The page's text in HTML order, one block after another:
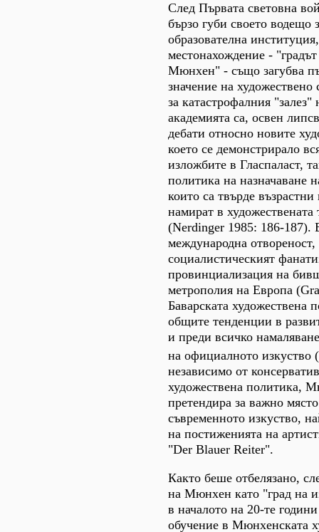
След Първата световна
бързо губи своето водещо
образователна
местонахождение -
Мюнхен" - също загубва
значение на
за катастрофалния
академията са, освен
дебати относно новите
което се демонстрирало
изложбите в Гласпаласт,
политика на назначаване
които са твърде
намират в
(Nerdinger 1985: 186-187).
международна
социалистическият
провинциализация на
метрополия на Европа
Баварската художествена
общите тенденции в
и преди всичко
на официалното изкуство
независимо от
художествена политика,
претендира за важно
съвременното изкуство,
на постиженията на
"Der Blauer Reiter".
Както беше отбелязано,
на Мюнхен като "град на
в началото на 20-те
обучение в Мюнхенската